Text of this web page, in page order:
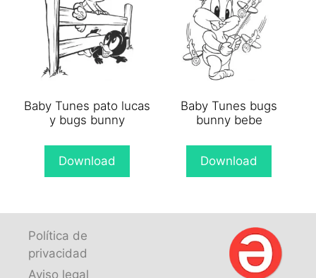
Baby Tunes pato lucas
y bugs bunny
Download
Baby Tunes bugs
bunny bebe
Download
Política de
privacidad
Aviso legal